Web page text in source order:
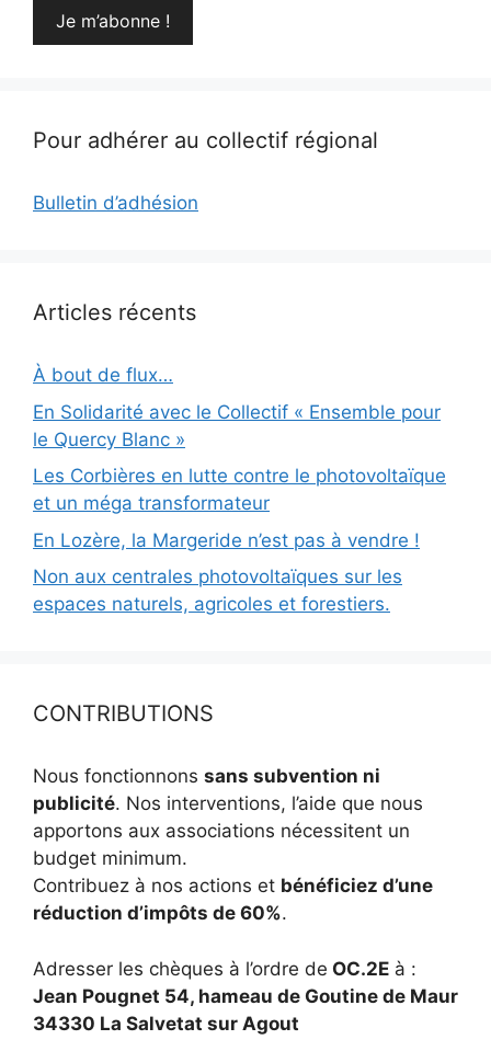
Pour adhérer au collectif régional
Bulletin d’adhésion
Articles récents
À bout de flux…
En Solidarité avec le Collectif « Ensemble pour
le Quercy Blanc »
Les Corbières en lutte contre le photovoltaïque
et un méga transformateur
En Lozère, la Margeride n’est pas à vendre !
Non aux centrales photovoltaïques sur les
espaces naturels, agricoles et forestiers.
CONTRIBUTIONS
Nous fonctionnons sans subvention ni
publicité. Nos interventions, l’aide que nous
apportons aux associations nécessitent un
budget minimum.
Contribuez à nos actions et bénéficiez d’une
réduction d’impôts de 60%.
Adresser les chèques à l’ordre de OC.2E à :
Jean Pougnet 54, hameau de Goutine de Maur
34330 La Salvetat sur Agout